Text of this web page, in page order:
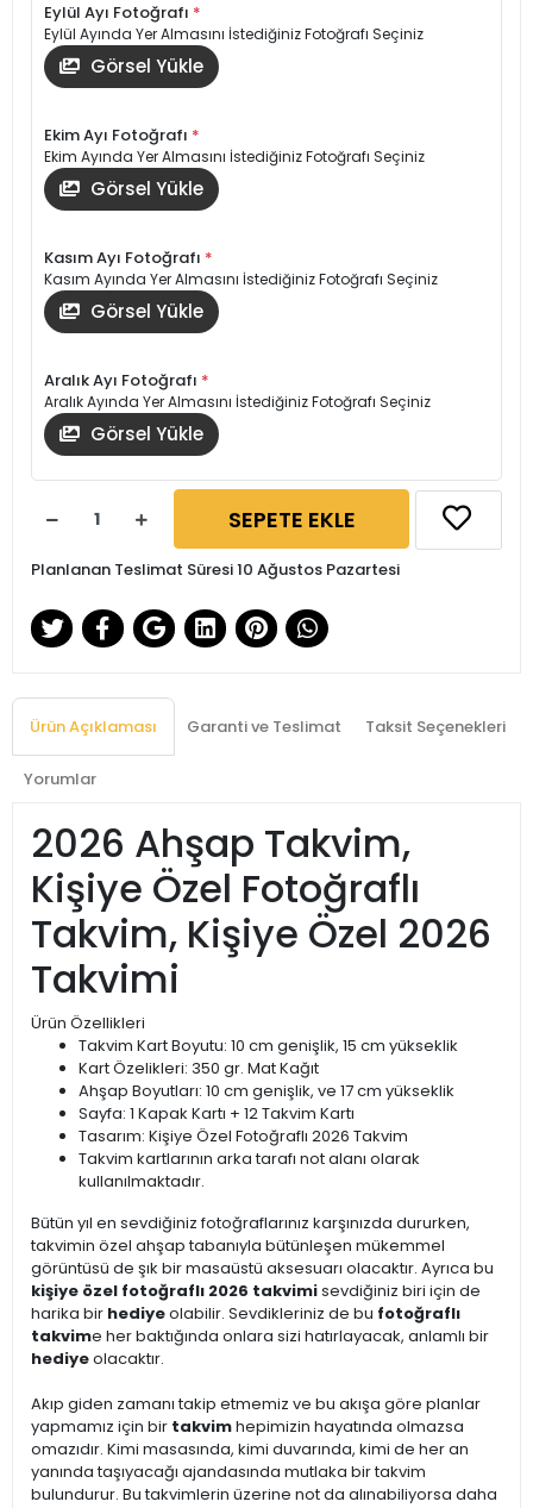
Eylül Ayı Fotoğrafı *
Eylül Ayında Yer Almasını İstediğiniz Fotoğrafı Seçiniz
Görsel Yükle
Ekim Ayı Fotoğrafı *
Ekim Ayında Yer Almasını İstediğiniz Fotoğrafı Seçiniz
Görsel Yükle
Kasım Ayı Fotoğrafı *
Kasım Ayında Yer Almasını İstediğiniz Fotoğrafı Seçiniz
Görsel Yükle
Aralık Ayı Fotoğrafı *
Aralık Ayında Yer Almasını İstediğiniz Fotoğrafı Seçiniz
Görsel Yükle
SEPETE EKLE
Planlanan Teslimat Süresi 10 Ağustos Pazartesi
Ürün Açıklaması Garanti ve Teslimat Taksit Seçenekleri
Yorumlar
2026 Ahşap Takvim,
Kişiye Özel Fotoğraflı
Takvim, Kişiye Özel 2026
Takvimi
Ürün Özellikleri
Takvim Kart Boyutu: 10 cm genişlik, 15 cm yükseklik
Kart Özelikleri: 350 gr. Mat Kağıt
Ahşap Boyutları: 10 cm genişlik, ve 17 cm yükseklik
Sayfa: 1 Kapak Kartı + 12 Takvim Kartı
Tasarım: Kişiye Özel Fotoğraflı 2026 Takvim
Takvim kartlarının arka tarafı not alanı olarak
kullanılmaktadır.
Bütün yıl en sevdiğiniz fotoğraflarınız karşınızda dururken,
takvimin özel ahşap tabanıyla bütünleşen mükemmel
görüntüsü de şık bir masaüstü aksesuarı olacaktır. Ayrıca bu
kişiye özel fotoğraflı 2026 takvimisevdiğiniz biri için de
harika bir hediyeolabilir. Sevdikleriniz de bu fotoğraflı
takvime her baktığında onlara sizi hatırlayacak, anlamlı bir
hediyeolacaktır.
Akıp giden zamanı takip etmemiz ve bu akışa göre planlar
yapmamız için bir takvimhepimizin hayatında olmazsa
omazıdır. Kimi masasında, kimi duvarında, kimi de her an
yanında taşıyacağı ajandasında mutlaka bir takvim
bulundurur. Bu takvimlerin üzerine not da alınabiliyorsa daha